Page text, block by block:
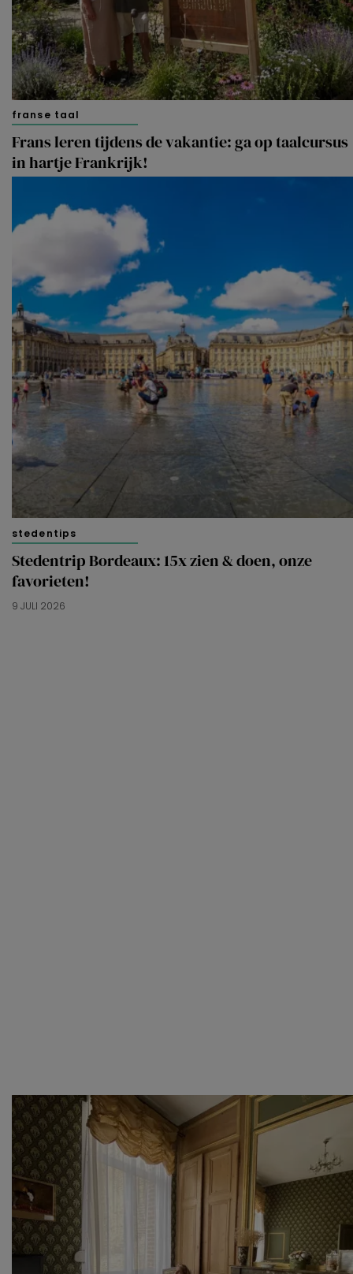
franse taal
Frans leren tijdens de vakantie: ga op taalcursus
in hartje Frankrijk!
stedentips
Stedentrip Bordeaux: 15x zien & doen, onze
favorieten!
9 JULI 2026